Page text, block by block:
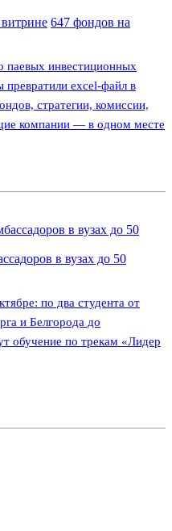
647 фондов на
паевых инвестиционных
excel-файл в
стратегии, комиссии,
компании — в одном месте
в вузах до 50
по два студента от
и Белгорода до
обучение по трекам «Лидер